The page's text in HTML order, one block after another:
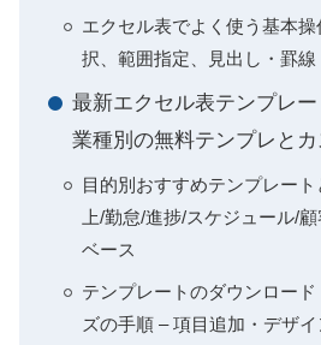
エクセル表でよく使う基本
択、範囲指定、見出し・罫
最新エクセル表テンプレー
業種別の無料テンプレと
目的別おすすめテンプレー
上/勤怠/進捗/スケジュール/
ベース
テンプレートのダウンロー
ズの手順 – 項目追加・デザ